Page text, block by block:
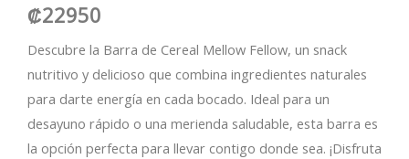
₡22950
Descubre la Barra de Cereal Mellow Fellow, un snack
nutritivo y delicioso que combina ingredientes naturales
para darte energía en cada bocado. Ideal para un
desayuno rápido o una merienda saludable, esta barra es
la opción perfecta para llevar contigo donde sea. ¡Disfruta